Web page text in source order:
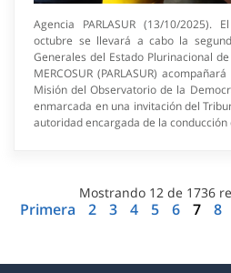
Agencia PARLASUR (13/10/
octubre se llevará a cabo la
Generales del Estado Plurinacional
MERCOSUR (PARLASUR)
Misión del Observatorio de la
enmarcada en una invitación del
autoridad encargada de la
Mostrando 12 de 1736
Primera 2 3 4 5 6 7 8